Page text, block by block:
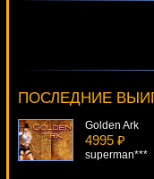
ПОСЛЕДНИЕDenisVS***
Golden Ark
4995 ₽
superman***